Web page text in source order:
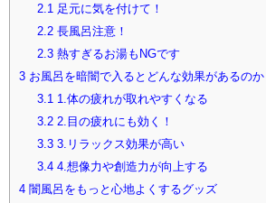
2.1 足元に気を付けて！
2.2長風呂注意！
2.3熱すぎるお湯もNGです
3 お風呂を暗闇で入るとどんな効果があるのか
3.1 1.体の疲れが取れやすくなる
3.22.目の疲れにも効く！
3.33.リラックス効果が高い
3.44.想像力や創造力が向上する
4 闇風呂をもっと心地よくするグッズ